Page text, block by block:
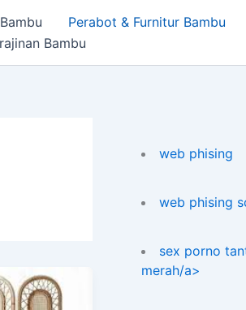
Perabot & Furnitur Bambu
Bambu
web phising
web phising
sex porno
merah/a>